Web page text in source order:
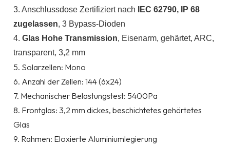
3. Anschlussdose Zertifiziert nach
IEC 62790, IP 68
zugelassen, 3 Bypass-Dioden
4.Glas Hohe Transmission, Eisenarm, gehärtet, ARC,
transparent, 3,2 mm
5. Solarzellen: Mono
6. Anzahl der Zellen: 144 (6x24)
7. Mechanischer Belastungstest: 5400Pa
8. Frontglas: 3,2 mm dickes, beschichtetes gehärtetes
Glas
9. Rahmen: Eloxierte Aluminiumlegierung